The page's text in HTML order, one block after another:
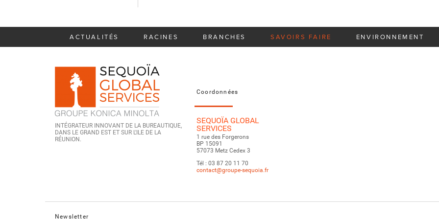
ACTUALITÉS RACINES BRANCHES SAVOIRS FAIRE ENVIRONNEMENT
INTÉGRATEUR INNOVANT DE LA BUREAUTIQUE,
DANS LE GRAND EST ET SUR L'ILE DE LA
RÉUNION.
Coordonnées
SEQUOÏA GLOBAL
SERVICES
1 rue des Forgerons
BP 15091
57073 Metz Cedex 3
Tél : 03 87 20 11 70
contact@groupe-sequoia.fr
Newsletter